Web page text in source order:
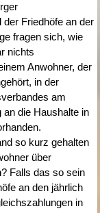
der Friedhöfe an der
fragen sich, wie
nichts
Anwohner, der
in der
am
die Haushalte in
so kurz gehalten
über
Falls das so sein
an den jährlich
in